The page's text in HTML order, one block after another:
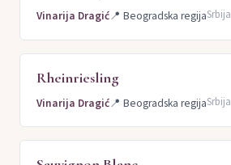
Vinarija Dragić📍 Beogradska regijaSrbija
Rheinriesling
Vinarija Dragić📍 Beogradska regijaSrbija